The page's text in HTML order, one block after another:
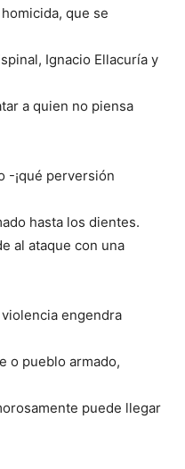
que se
Ignacio Ellacuría y
a quien no piensa
-¡qué perversión
hasta los dientes.
al ataque con una
engendra
o pueblo armado,
puede llegar